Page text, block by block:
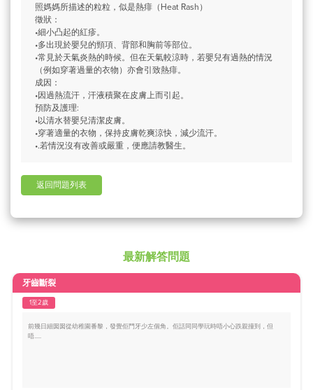
照媽媽所描述的粒粒，似是熱痱（Heat Rash）
徵狀：
•細小凸起的紅疹。
•多出現於嬰兒的頸項、背部和胸前等部位。
•常見於天氣炎熱的時候。但在天氣較涼時，若嬰兒有過熱的情況
（例如穿著過量的衣物）亦會引致熱痱。
成因：
•因過熱流汗，汗液積聚在皮膚上而引起。
預防及護理:
•以清水替嬰兒清潔皮膚。
•穿著適量的衣物，保持皮膚乾爽涼快，減少流汗。
•.若情況沒有改善或嚴重，便應請教醫生。
返回問題列表
最新解答問題
牙齒斷裂
1至2歲
前幾日細囡囡從幼稚園番黎，發覺佢門牙少左個角。佢話同同學玩時唔小心跌親撞到，但
唔.....